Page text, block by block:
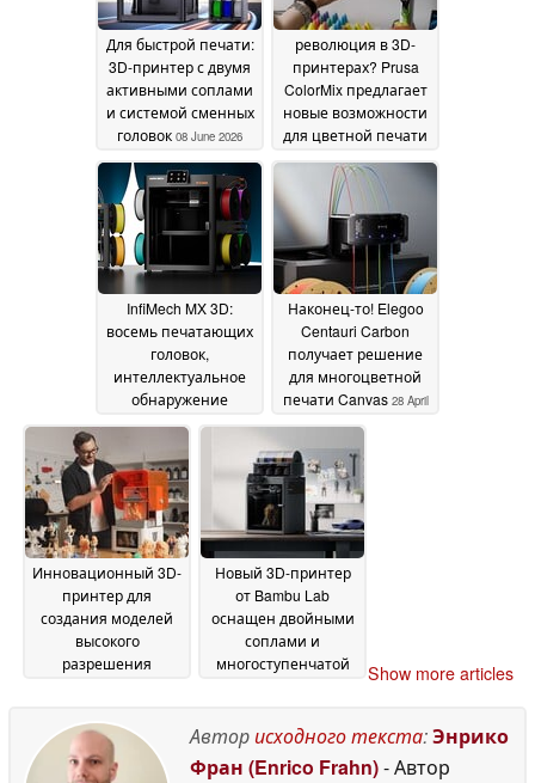
Для быстрой печати:
3D-принтер с двумя
активными соплами
и системой сменных
головок 08 June 2026
революция в 3D-
принтерах? Prusa
ColorMix предлагает
новые возможности
для цветной печати
31 May 2026
InfiMech MX 3D:
восемь печатающих
головок,
интеллектуальное
обнаружение
ошибок и
на борту14 May 2026
Наконец-то! Elegoo
Centauri Carbon
получает решение
для многоцветной
печати Canvas 28 April
2026
Инновационный 3D-
принтер для
создания моделей
высокого
разрешения
April 2026
Новый 3D-принтер
от Bambu Lab
оснащен двойными
соплами и
многоступенчатой
Show more articles
Авторисходного текста:Энрико
Фран (Enrico Frahn)- Автор